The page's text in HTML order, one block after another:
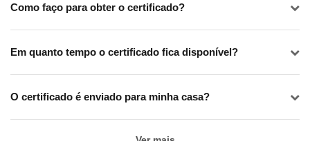
apenas solucionar questões pontuais, mas cultivar uma
experiência ao cliente que transcende as expectativas,
estabelecendo laços sólidos e duradouros. A qualidade
Módulo 11 – Logística e entrega eficientes
Como faço para obter o certificado?
Em quanto tempo o certificado fica disponível?
O certificado é enviado para minha casa?